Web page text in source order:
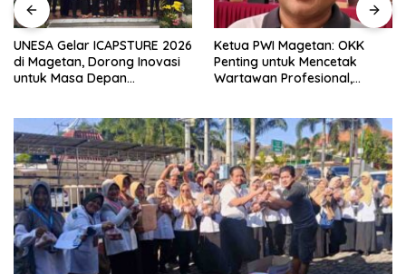
UNESA Gelar ICAPSTURE 2026
di Magetan, Dorong Inovasi
untuk Masa Depan
Ketua PWI Magetan: OKK
Penting untuk Mencetak
Wartawan Profesional,